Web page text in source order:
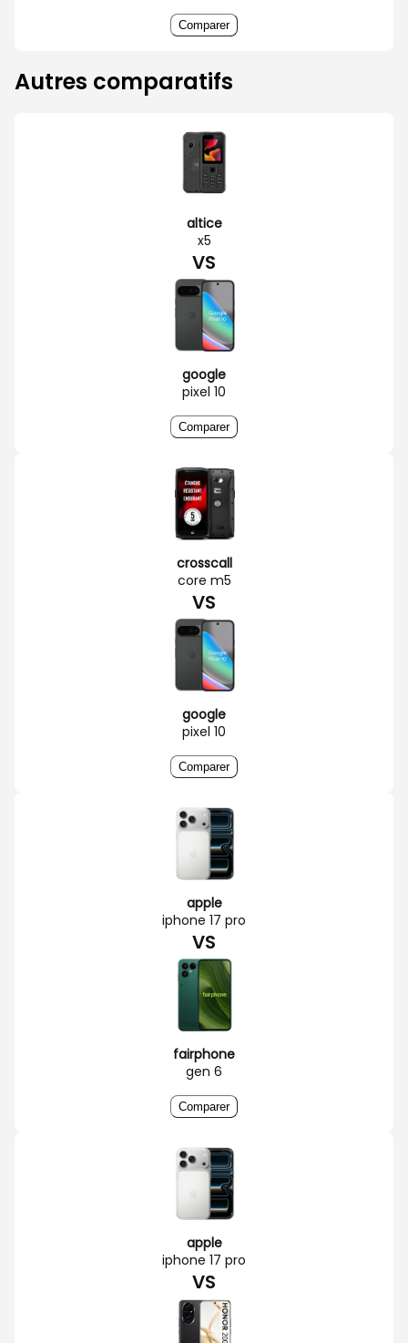
Comparer
Autres comparatifs
altice
x5
VS
google
pixel 10
Comparer
crosscall
core m5
VS
google
pixel 10
Comparer
apple
iphone 17 pro
VS
fairphone
gen 6
Comparer
apple
iphone 17 pro
VS